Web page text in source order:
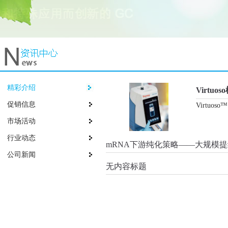
精彩介绍
促销信息
市场活动
行业动态
公司新闻
Virtuoso
Virtuoso™
mRNA下游纯化策略——大规模提
无内容标题